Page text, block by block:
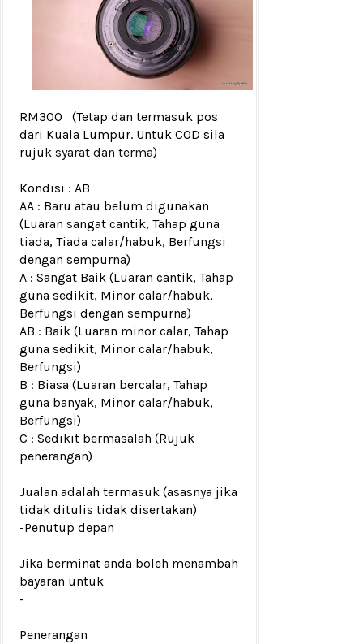
RM300
(Tetap dan termasuk pos
dari Kuala Lumpur. Untuk COD sila
rujuk syarat dan terma)
Kondisi : AB
AA : Baru atau belum digunakan
(Luaran sangat cantik, Tahap guna
tiada, Tiada calar/habuk, Berfungsi
dengan sempurna)
A : Sangat Baik (Luaran cantik, Tahap
guna sedikit, Minor calar/habuk,
Berfungsi dengan sempurna)
AB : Baik (Luaran minor calar, Tahap
guna sedikit, Minor calar/habuk,
Berfungsi)
B : Biasa (Luaran bercalar, Tahap
guna banyak, Minor calar/habuk,
Berfungsi)
C : Sedikit bermasalah (Rujuk
penerangan)
Jualan adalah termasuk (asasnya jika
tidak ditulis tidak disertakan)
-Penutup depan
Jika berminat anda boleh menambah
bayaran untuk
-
Penerangan